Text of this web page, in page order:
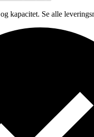
kapacitet. Se alle